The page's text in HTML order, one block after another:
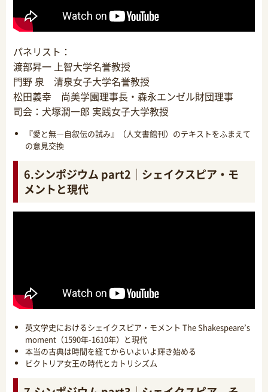
パネリスト：
渡部昇一 上智大学名誉教授
門野 泉 清泉女子大学名誉教授
松田義幸 尚美学園理事長・森永エンゼル財団理事
司会：犬塚潤一郎 実践女子大学教授
『愛と無―自叙伝の試み』（人文書館刊）のテキストをふまえて
の意見交換
6.シンポジウム part2｜シェイクスピア・モ
メントと現代
英文学史におけるシェイクスピア・モメント The Shakespeare’s
moment（1590年-1610年）と現代
本当の古典は時間を経てからいよいよ輝き始める
ビクトリア女王の時代とカトリシズム